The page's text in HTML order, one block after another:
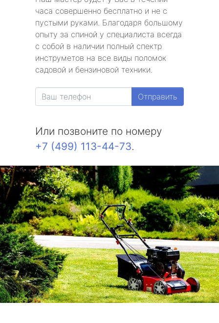
часа совершенно бесплатно и не с
пустыми руками. Благодаря большому
опыту за спиной у специалиста всегда
с собой в наличии полный спектр
инструметов на все виды поломок
садовой и бензиновой техники.
Отправить
Или позвоните по номеру
+7 (499) 113-44-73.